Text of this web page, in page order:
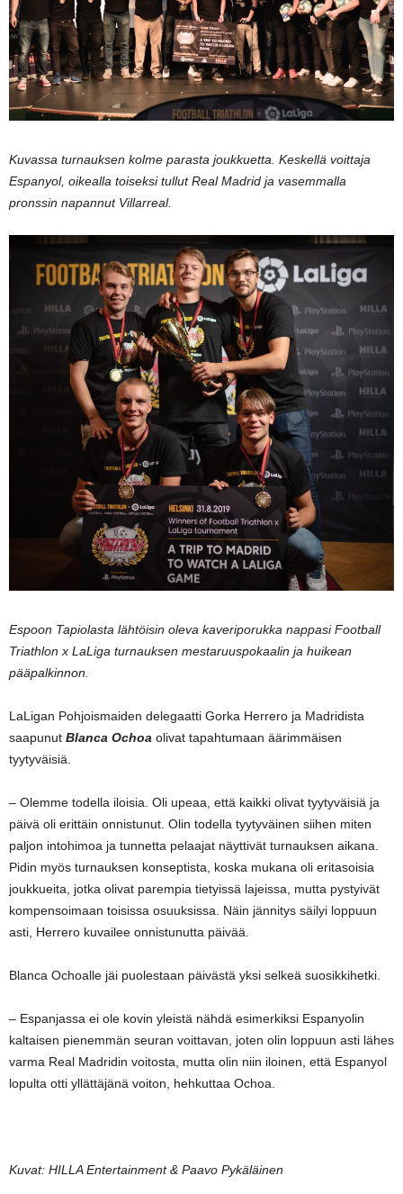
Kuvassa turnauksen kolme parasta joukkuetta. Keskellä voittaja
Espanyol, oikealla toiseksi tullut Real Madrid ja vasemmalla
pronssin napannut Villarreal.
Espoon Tapiolasta lähtöisin oleva kaveriporukka nappasi Football
Triathlon x LaLiga turnauksen mestaruuspokaalin ja huikean
pääpalkinnon.
LaLigan Pohjoismaiden delegaatti Gorka Herrero ja Madridista
saapunut Blanca Ochoa olivat tapahtumaan äärimmäisen
tyytyväisiä.
– Olemme todella iloisia. Oli upeaa, että kaikki olivat tyytyväisiä ja
päivä oli erittäin onnistunut. Olin todella tyytyväinen siihen miten
paljon intohimoa ja tunnetta pelaajat näyttivät turnauksen aikana.
Pidin myös turnauksen konseptista, koska mukana oli eritasoisia
joukkueita, jotka olivat parempia tietyissä lajeissa, mutta pystyivät
kompensoimaan toisissa osuuksissa. Näin jännitys säilyi loppuun
asti, Herrero kuvailee onnistunutta päivää.
Blanca Ochoalle jäi puolestaan päivästä yksi selkeä suosikkihetki.
– Espanjassa ei ole kovin yleistä nähdä esimerkiksi Espanyolin
kaltaisen pienemmän seuran voittavan, joten olin loppuun asti lähes
varma Real Madridin voitosta, mutta olin niin iloinen, että Espanyol
lopulta otti yllättäjänä voiton, hehkuttaa Ochoa.
Kuvat: HILLA Entertainment & Paavo Pykäläinen